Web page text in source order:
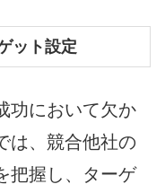
ット設定
功において欠か
は、競合他社の
把握し、ターゲ